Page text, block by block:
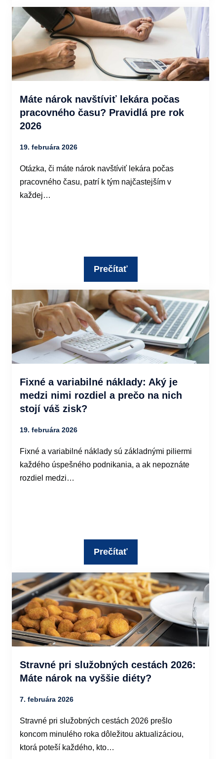
Máte nárok navštíviť lekára počas
pracovného času? Pravidlá pre rok
2026
19. februára 2026
Otázka, či máte nárok navštíviť lekára počas
pracovného času, patrí k tým najčastejším v
každej…
Prečítať
Fixné a variabilné náklady: Aký je
medzi nimi rozdiel a prečo na nich
stojí váš zisk?
19. februára 2026
Fixné a variabilné náklady sú základnými piliermi
každého úspešného podnikania, a ak nepoznáte
rozdiel medzi…
Prečítať
Stravné pri služobných cestách 2026:
Máte nárok na vyššie diéty?
7. februára 2026
Stravné pri služobných cestách 2026 prešlo
koncom minulého roka dôležitou aktualizáciou,
ktorá poteší každého, kto…